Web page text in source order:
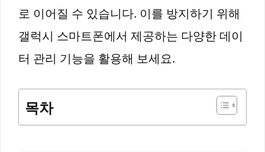
로 이어질 수 있습니다. 이를 방지하기 위해
갤럭시 스마트폰에서 제공하는 다양한 데이
터 관리 기능을 활용해 보세요.
목차